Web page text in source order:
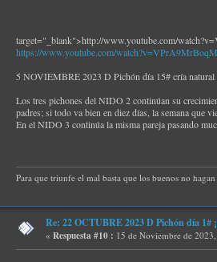
target="_blank">http://www.youtube.com/
https://www.youtube.com/watch?v=VPrA9MrBoqM
5 NOVIEMBRE 2023 D Pichón día 15# cría
Los tres pichones del NIDO 2 continúan su
padres; si todo va bien en diez días, la semana que
En el NIDO 3 continúa la misma pareja pasando
Para que triunfe el mal basta que los buenos no
Re: 22 OCTUBRE 2023 D Pichón día
« Respuesta #10 : 15 de Noviembre de